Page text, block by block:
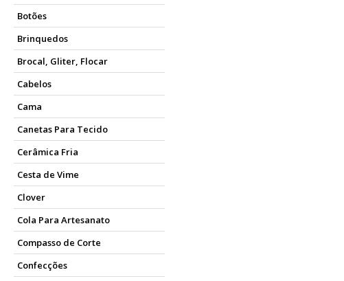
Botões
Brinquedos
Brocal, Gliter, Flocar
Cabelos
Cama
Canetas Para Tecido
Cerâmica Fria
Cesta de Vime
Clover
Cola Para Artesanato
Compasso de Corte
Confecções